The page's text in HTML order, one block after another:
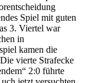
Spiel mit guten
3. Viertel war
in
kamen die
vierte Strafecke
2:0 führte